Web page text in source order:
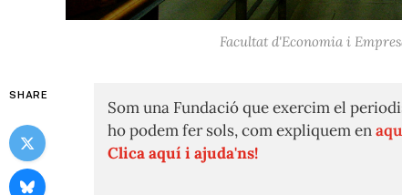
Facultat d'Economia i
SHARE
Som una Fundació que exercim el
ho podem fer sols, com expliquem en
Clica aquí i ajuda'ns!